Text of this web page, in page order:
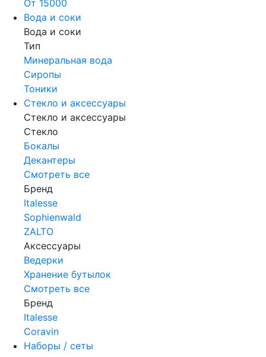
От 15000
Вода и соки
Вода и соки
Тип
Минеральная вода
Сиропы
Тоники
Стекло и аксессуары
Стекло и аксессуары
Стекло
Бокалы
Декантеры
Смотреть все
Бренд
Italesse
Sophienwald
ZALTO
Аксессуары
Ведерки
Хранение бутылок
Смотреть все
Бренд
Italesse
Coravin
Наборы / сеты